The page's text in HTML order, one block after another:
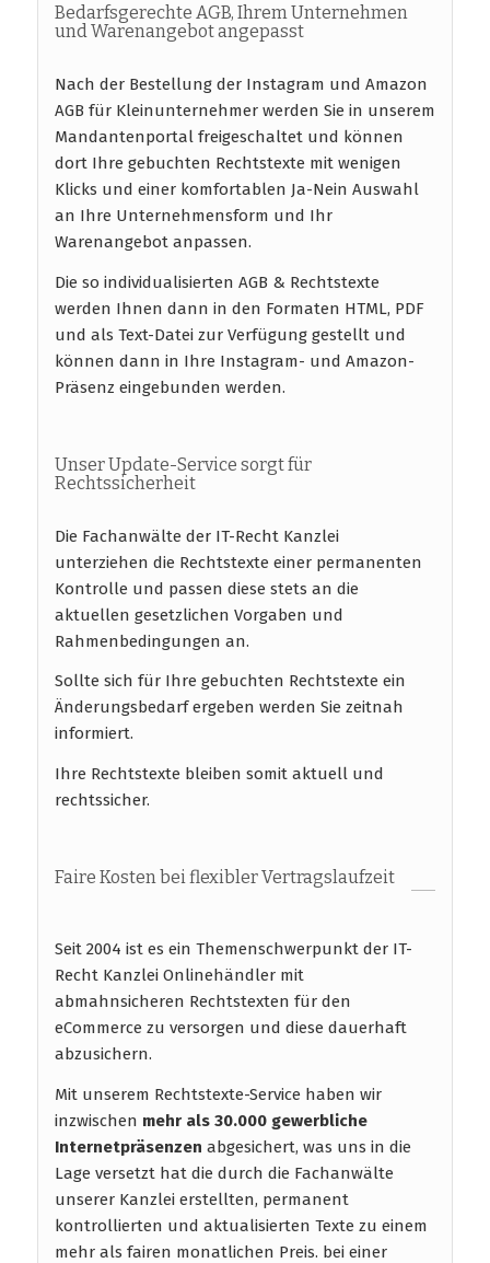
Bedarfsgerechte AGB, Ihrem Unternehmen
und Warenangebot angepasst
Nach der Bestellung der Instagram und Amazon
AGB für Kleinunternehmer werden Sie in unserem
Mandantenportal freigeschaltet und können
dort Ihre gebuchten Rechtstexte mit wenigen
Klicks und einer komfortablen Ja-Nein Auswahl
an Ihre Unternehmensform und Ihr
Warenangebot anpassen.
Die so individualisierten AGB & Rechtstexte
werden Ihnen dann in den Formaten HTML, PDF
und als Text-Datei zur Verfügung gestellt und
können dann in Ihre Instagram- und Amazon-
Präsenz eingebunden werden.
Unser Update-Service sorgt für
Rechtssicherheit
Die Fachanwälte der IT-Recht Kanzlei
unterziehen die Rechtstexte einer permanenten
Kontrolle und passen diese stets an die
aktuellen gesetzlichen Vorgaben und
Rahmenbedingungen an.
Sollte sich für Ihre gebuchten Rechtstexte ein
Änderungsbedarf ergeben werden Sie zeitnah
informiert.
Ihre Rechtstexte bleiben somit aktuell und
rechtssicher.
Faire Kosten bei flexibler Vertragslaufzeit
Seit 2004 ist es ein Themenschwerpunkt der IT-
Recht Kanzlei Onlinehändler mit
abmahnsicheren Rechtstexten für den
eCommerce zu versorgen und diese dauerhaft
abzusichern.
Mit unserem Rechtstexte-Service haben wir
inzwischen mehr als 30.000 gewerbliche
Internetpräsenzen abgesichert, was uns in die
Lage versetzt hat die durch die Fachanwälte
unserer Kanzlei erstellten, permanent
kontrollierten und aktualisierten Texte zu einem
mehr als fairen monatlichen Preis. bei einer